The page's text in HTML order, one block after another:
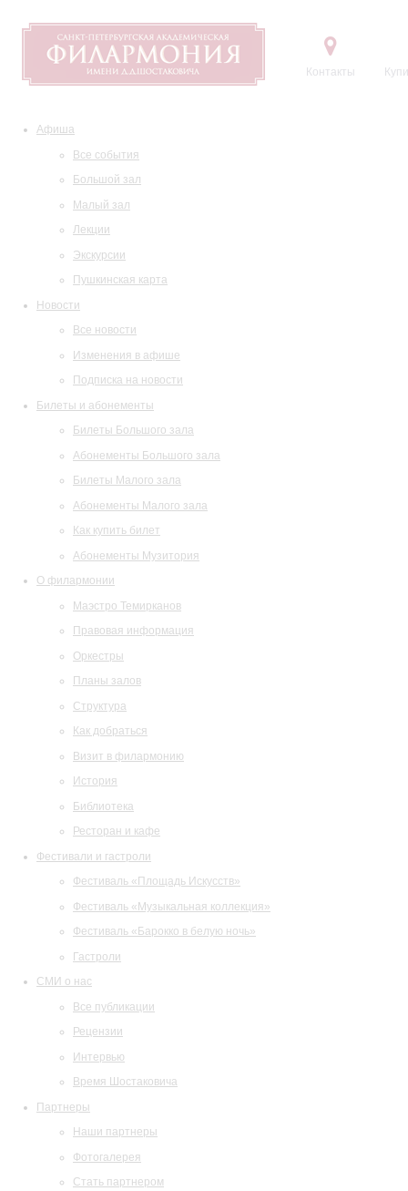
Контакты
Афиша
Все события
Большой зал
Малый зал
Лекции
Экскурсии
Пушкинская карта
Новости
Все новости
Изменения в афише
Подписка на новости
Билеты и абонементы
Билеты Большого зала
Абонементы Большого зала
Билеты Малого зала
Абонементы Малого зала
Как купить билет
Абонементы Музитория
О филармонии
Маэстро Темирканов
Правовая информация
Оркестры
Планы залов
Структура
Как добраться
Визит в филармонию
История
Библиотека
Ресторан и кафе
Фестивали и гастроли
Фестиваль «Площадь Искусств»
Фестиваль «Музыкальная коллекция»
Фестиваль «Барокко в белую ночь»
Гастроли
СМИ о нас
Все публикации
Рецензии
Интервью
Время Шостаковича
Партнеры
Наши партнеры
Фотогалерея
Стать партнером